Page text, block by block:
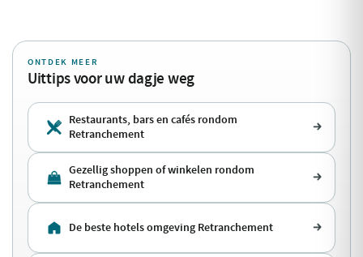
ONTDEK MEER
Uittips voor uw dagje weg
Restaurants, bars en cafés rondom
Retranchement
Gezellig shoppen of winkelen rondom
Retranchement
De beste hotels omgeving Retranchement